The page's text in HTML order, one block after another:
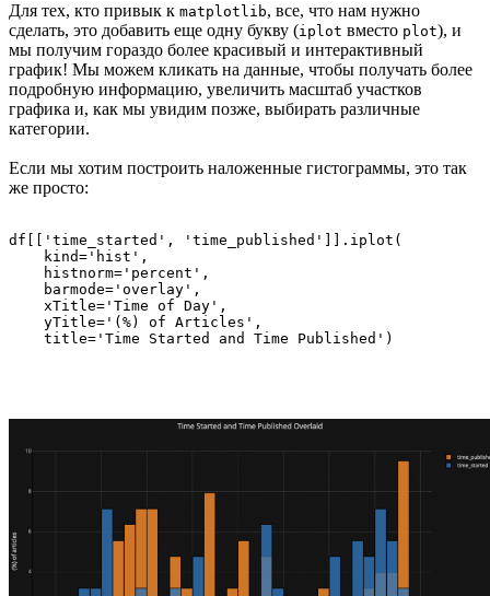
Для тех, кто привык к matplotlib, все, что нам нужно
сделать, это добавить еще одну букву (iplot вместо plot), и
мы получим гораздо более красивый и интерактивный
график! Мы можем кликать на данные, чтобы получать более
подробную информацию, увеличить масштаб участков
графика и, как мы увидим позже, выбирать различные
категории.
Если мы хотим построить наложенные гистограммы, это так
же просто:
df[['time_started', 'time_published']].iplot(
    kind='hist',
    histnorm='percent',
    barmode='overlay',
    xTitle='Time of Day',
    yTitle='(%) of Articles',
    title='Time Started and Time Published')